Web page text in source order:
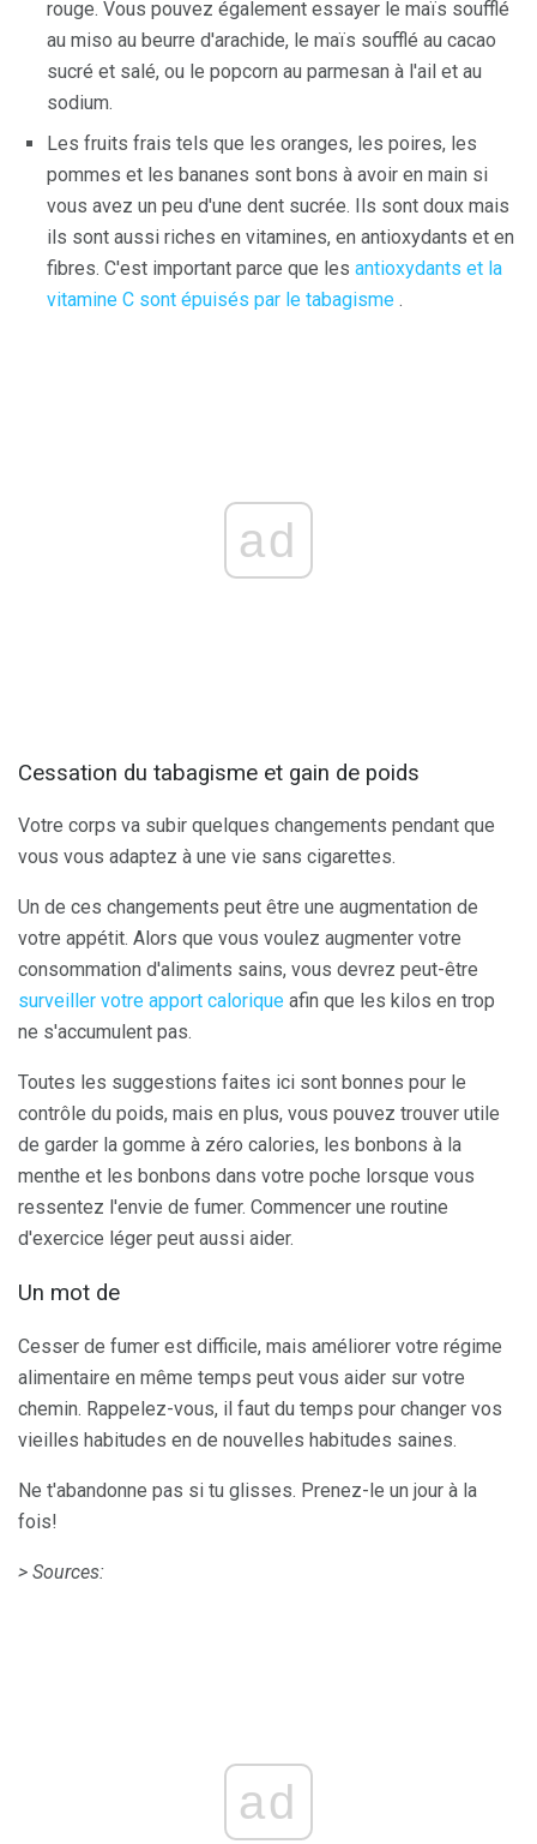
rouge. Vous pouvez également essayer le maïs soufflé
au miso au beurre d'arachide, le maïs soufflé au cacao
sucré et salé, ou le popcorn au parmesan à l'ail et au
sodium.
Les fruits frais tels que les oranges, les poires, les
pommes et les bananes sont bons à avoir en main si
vous avez un peu d'une dent sucrée. Ils sont doux mais
ils sont aussi riches en vitamines, en antioxydants et en
fibres. C'est important parce que les antioxydants et la
vitamine C sont épuisés par le tabagisme .
ad
Cessation du tabagisme et gain de poids
Votre corps va subir quelques changements pendant que
vous vous adaptez à une vie sans cigarettes.
Un de ces changements peut être une augmentation de
votre appétit. Alors que vous voulez augmenter votre
consommation d'aliments sains, vous devrez peut-être
surveiller votre apport calorique afin que les kilos en trop
ne s'accumulent pas.
Toutes les suggestions faites ici sont bonnes pour le
contrôle du poids, mais en plus, vous pouvez trouver utile
de garder la gomme à zéro calories, les bonbons à la
menthe et les bonbons dans votre poche lorsque vous
ressentez l'envie de fumer. Commencer une routine
d'exercice léger peut aussi aider.
Un mot de
Cesser de fumer est difficile, mais améliorer votre régime
alimentaire en même temps peut vous aider sur votre
chemin. Rappelez-vous, il faut du temps pour changer vos
vieilles habitudes en de nouvelles habitudes saines.
Ne t'abandonne pas si tu glisses. Prenez-le un jour à la
fois!
> Sources:
ad